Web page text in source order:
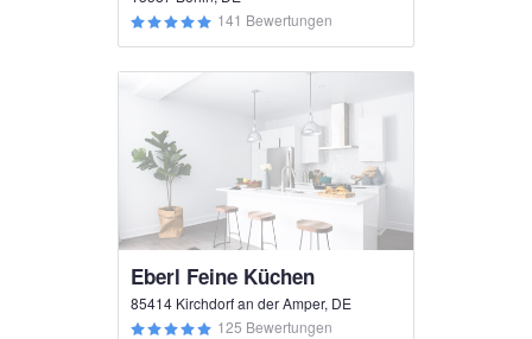
141 Bewertungen
Eberl Feine Küchen
85414 Kirchdorf an der Amper, DE
125 Bewertungen